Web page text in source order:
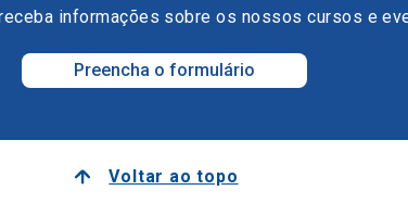
informações sobre os nossos cursos e
Preencha o formulário
Voltar ao topo